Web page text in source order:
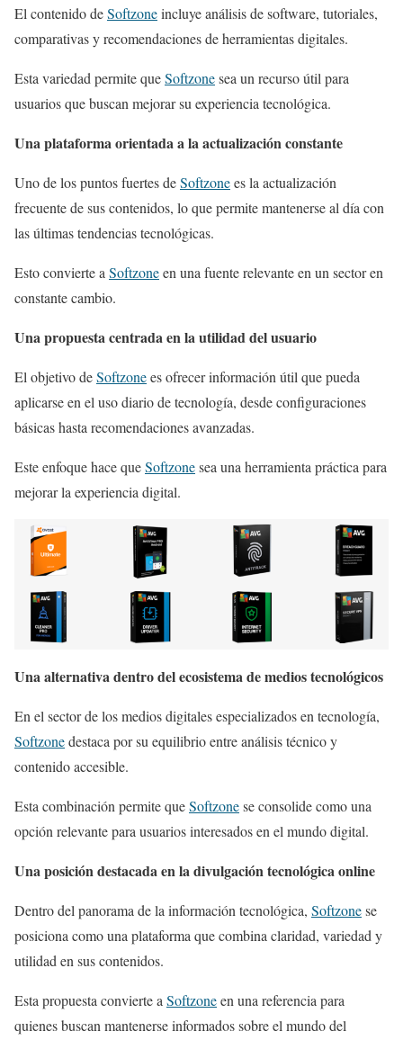
El contenido deSoftzoneincluye análisis de software, tutoriales,
comparativas y recomendaciones de herramientas digitales.
Esta variedad permite queSoftzonesea un recurso útil para
usuarios que buscan mejorar su experiencia tecnológica.
Una plataforma orientada a la actualización constante
Uno de los puntos fuertes deSoftzonees la actualización
frecuente de sus contenidos, lo que permite mantenerse al día con
las últimas tendencias tecnológicas.
Esto convierte aSoftzoneen una fuente relevante en un sector en
constante cambio.
Una propuesta centrada en la utilidad del usuario
El objetivo deSoftzonees ofrecer información útil que pueda
aplicarse en el uso diario de tecnología, desde configuraciones
básicas hasta recomendaciones avanzadas.
Este enfoque hace queSoftzonesea una herramienta práctica para
mejorar la experiencia digital.
Una alternativa dentro del ecosistema de medios tecnológicos
En el sector de los medios digitales especializados en tecnología,
Softzonedestaca por su equilibrio entre análisis técnico y
contenido accesible.
Esta combinación permite queSoftzonese consolide como una
opción relevante para usuarios interesados en el mundo digital.
Una posición destacada en la divulgación tecnológica online
Dentro del panorama de la información tecnológica, Softzonese
posiciona como una plataforma que combina claridad, variedad y
utilidad en sus contenidos.
Esta propuesta convierte a Softzoneen una referencia para
quienes buscan mantenerse informados sobre el mundo del